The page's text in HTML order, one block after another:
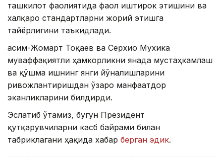
ташкилот фаолиятида фаол иштирок этишини ва
халқаро стандартларни жорий этишга
тайёрлигини таъкидлади.
Қасим-Жомарт Тоқаев ва Серхио Мухика
муваффақиятли ҳамкорликни янада мустаҳкамлаш
ва қўшма ишнинг янги йўналишларини
ривожлантиришдан ўзаро манфаатдор
эканликларини билдирди.
Эслатиб ўтамиз, бугун Президент
қутқарувчиларни касб байрами билан
табриклагани ҳақида хабар берган эдик.